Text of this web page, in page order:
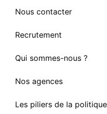
Nous contacter
Recrutement
Qui sommes-nous ?
Nos agences
Les piliers de la politique